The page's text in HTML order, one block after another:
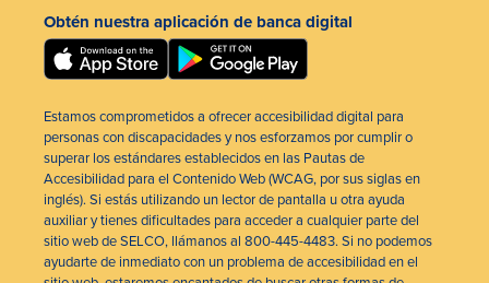
Obtén nuestra aplicación de banca digital
Estamos comprometidos a ofrecer accesibilidad digital para
personas con discapacidades y nos esforzamos por cumplir o
superar los estándares establecidos en las Pautas de
Accesibilidad para el Contenido Web (WCAG, por sus siglas en
inglés). Si estás utilizando un lector de pantalla u otra ayuda
auxiliar y tienes dificultades para acceder a cualquier parte del
sitio web de SELCO, llámanos al 800-445-4483. Si no podemos
ayudarte de inmediato con un problema de accesibilidad en el